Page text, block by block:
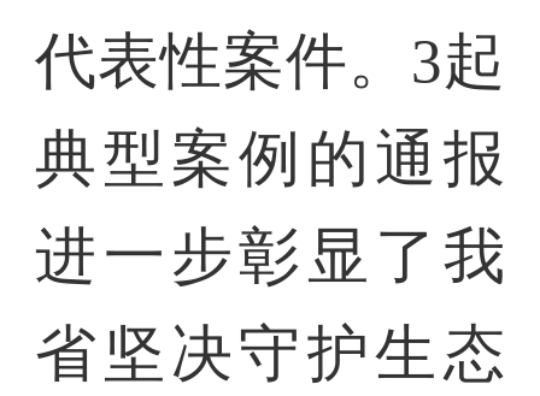
代表性案件。3起
典型案例的通报
进一步彰显了我
省坚决守护生态